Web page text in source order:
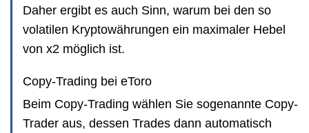
Daher ergibt es auch Sinn, warum bei den so
volatilen Kryptowährungen ein maximaler Hebel
von x2 möglich ist.
Copy-Trading bei eToro
Beim Copy-Trading wählen Sie sogenannte Copy-
Trader aus, dessen Trades dann automatisch